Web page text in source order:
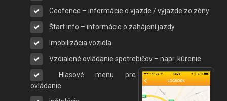
Geofence – informácie o vjazde / výjazde zo zóny
Štart info – informácie o zahájení jazdy
Imobilizácia vozidla
Vzdialené ovládanie spotrebičov – napr. kúrenie
Hlasové menu pre
ovládanie